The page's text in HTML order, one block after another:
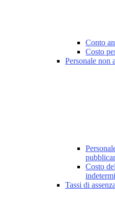
Conto
Costo
Personale non
Costo
Tassi di assenza